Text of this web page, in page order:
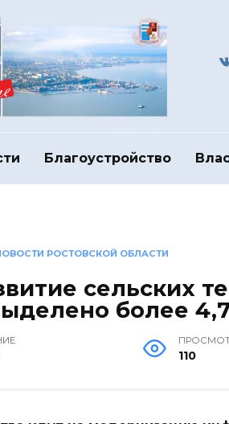
Благоустройство
РОСТОВСКОЙ ОБЛАСТИ
сельских
более
110